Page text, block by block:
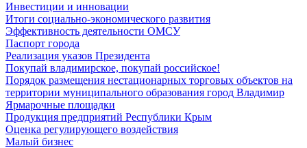
Инвестиции и инновации
Итоги социально-экономического развития
Эффективность деятельности ОМСУ
Паспорт города
Реализация указов Президента
Покупай владимирское, покупай российское!
Порядок размещения нестационарных торговых объектов на
территории муниципального образования город Владимир
Ярмарочные площадки
Продукция предприятий Республики Крым
Оценка регулирующего воздействия
Малый бизнес